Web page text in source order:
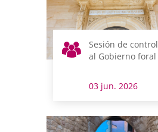
Sesión de control
al Gobierno foral
03 jun. 2026